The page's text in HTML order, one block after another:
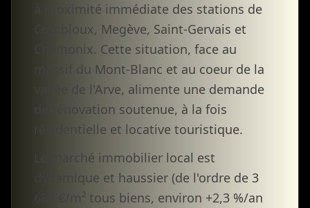
à proximité immédiate des stations de
Combloux, Megève, Saint-Gervais et
Chamonix. Cette situation, face au
massif du Mont-Blanc et au coeur de la
vallée de l'Arve, alimente une demande
de rénovation soutenue, à la fois
résidentielle et locative touristique.
Le marché immobilier local est
dynamique et haussier (de l'ordre de 3
683 €/m² tous biens, environ +2,3 %/an